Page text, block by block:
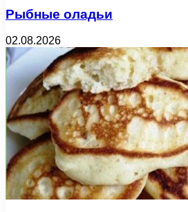
Рыбные оладьи
02.08.2026